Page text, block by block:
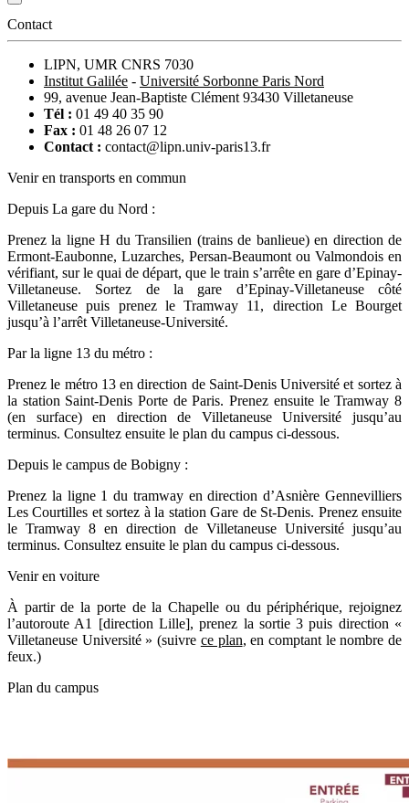
Contact
LIPN, UMR CNRS 7030
Institut Galilée - Université Sorbonne Paris Nord
99, avenue Jean-Baptiste Clément 93430 Villetaneuse
Tél : 01 49 40 35 90
Fax : 01 48 26 07 12
Contact : contact@lipn.univ-paris13.fr
Venir en transports en commun
Depuis La gare du Nord :
Prenez la ligne H du Transilien (trains de banlieue) en direction de
Ermont-Eaubonne, Luzarches, Persan-Beaumont ou Valmondois en
vérifiant, sur le quai de départ, que le train s’arrête en gare d’Epinay-
Villetaneuse. Sortez de la gare d’Epinay-Villetaneuse côté
Villetaneuse puis prenez le Tramway 11, direction Le Bourget
jusqu’à l’arrêt Villetaneuse-Université.
Par la ligne 13 du métro :
Prenez le métro 13 en direction de Saint-Denis Université et sortez à
la station Saint-Denis Porte de Paris. Prenez ensuite le Tramway 8
(en surface) en direction de Villetaneuse Université jusqu’au
terminus. Consultez ensuite le plan du campus ci-dessous.
Depuis le campus de Bobigny :
Prenez la ligne 1 du tramway en direction d’Asnière Gennevilliers
Les Courtilles et sortez à la station Gare de St-Denis. Prenez ensuite
le Tramway 8 en direction de Villetaneuse Université jusqu’au
terminus. Consultez ensuite le plan du campus ci-dessous.
Venir en voiture
À partir de la porte de la Chapelle ou du périphérique, rejoignez
l’autoroute A1 [direction Lille], prenez la sortie 3 puis direction «
Villetaneuse Université » (suivre ce plan, en comptant le nombre de
feux.)
Plan du campus